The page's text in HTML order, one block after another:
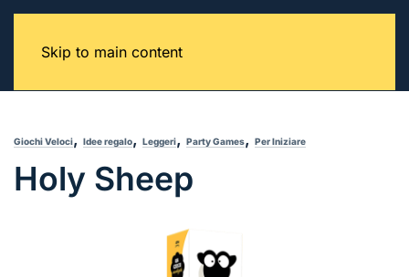
Skip to main content
Giochi Veloci, Idee regalo, Leggeri, Party Games, Per Iniziare
Holy Sheep